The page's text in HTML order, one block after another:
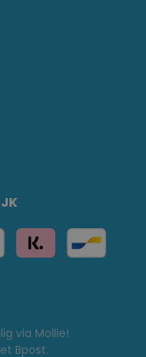
via Mollie!
Bpost.